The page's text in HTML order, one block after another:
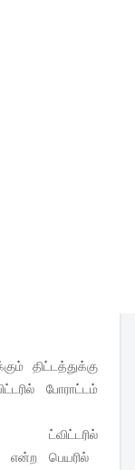
திட்டத்துக்கு
போராட்டம்
என்ற பெயரில்